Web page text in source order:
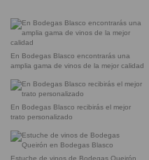
En Bodegas Blasco encontrarás una
amplia gama de vinos de la mejor calidad
En Bodegas Blasco recibirás el mejor
trato personalizado
Estuche de vinos de Bodegas Queirón